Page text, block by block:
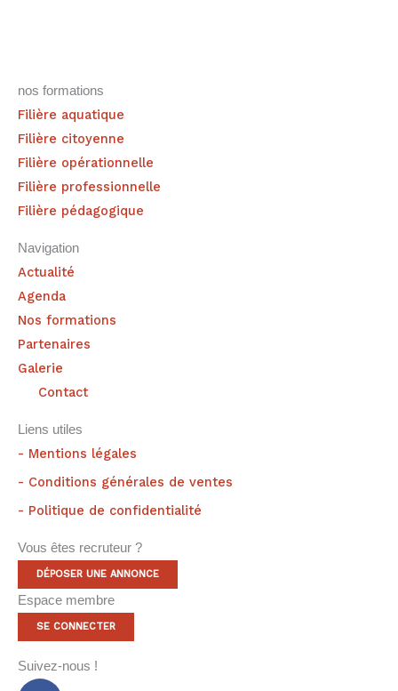
nos formations
Filière aquatique
Filière citoyenne
Filière opérationnelle
Filière professionnelle
Filière pédagogique
Navigation
Actualité
Agenda
Nos formations
Partenaires
Galerie
Contact
Liens utiles
- Mentions légales
- Conditions générales de ventes
- Politique de confidentialité
Vous êtes recruteur ?
DÉPOSER UNE ANNONCE
Espace membre
SE CONNECTER
Suivez-nous !